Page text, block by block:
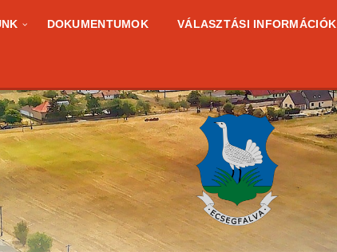
DOKUMENTUMOK VÁLASZTÁSI INFORMÁCIÓK